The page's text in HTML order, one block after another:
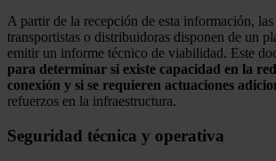
A partir de la recepción de esta información, las
transportistas o distribuidoras disponen de un
emitir un informe técnico de viabilidad. Este
para determinar si existe capacidad en la
conexión y si se requieren actuaciones
refuerzos en la infraestructura.
Seguridad técnica y operativa